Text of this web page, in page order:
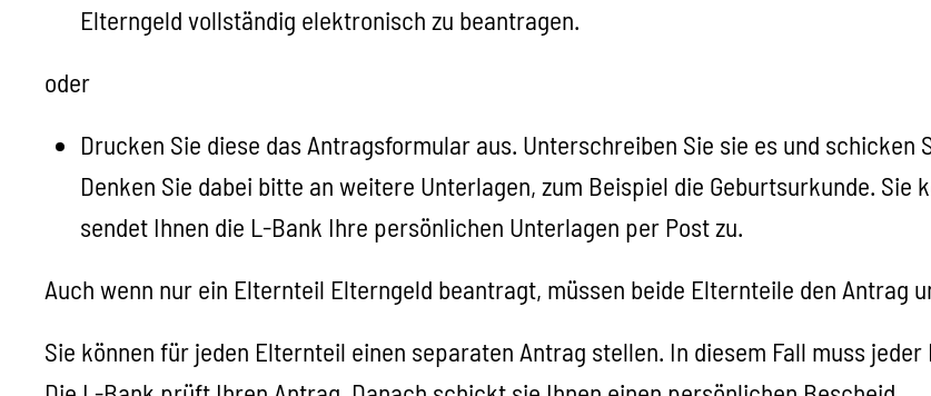
Elterngeld vollständig elektronisch zu beantragen.
oder
Drucken Sie diese das Antragsformular aus. Unterschreiben Sie sie es und schicken
Denken Sie dabei bitte an weitere Unterlagen, zum Beispiel die Geburtsurkunde. Sie
sendet Ihnen die L-Bank Ihre persönlichen Unterlagen per Post zu.
Auch wenn nur ein Elternteil Elterngeld beantragt, müssen beide Elternteile den Antrag
Sie können für jeden Elternteil einen separaten Antrag stellen. In diesem Fall muss